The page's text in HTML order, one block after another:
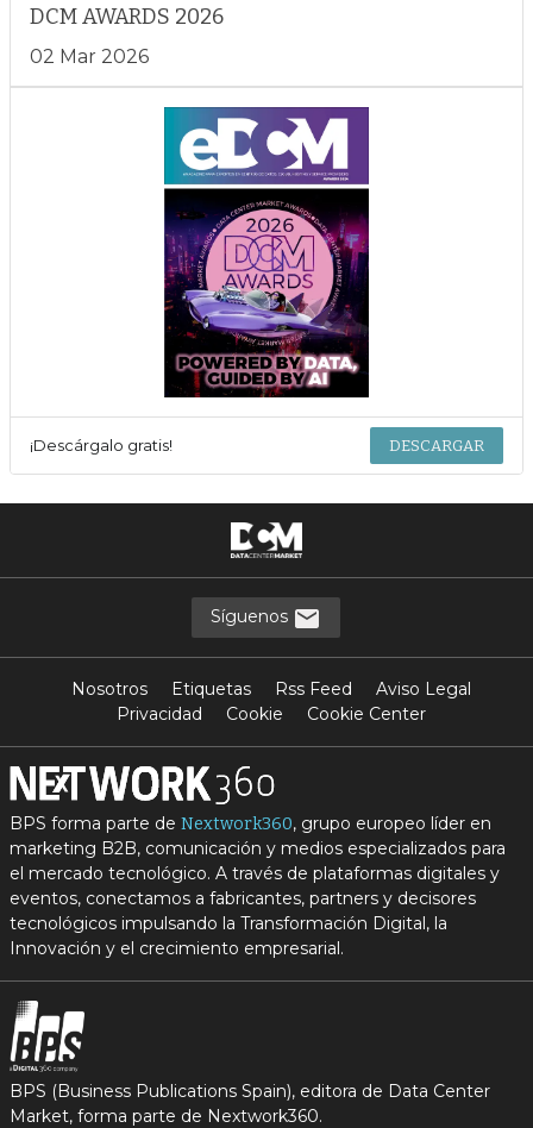
DCM AWARDS 2026
02 Mar 2026
¡Descárgalo gratis! DESCARGAR
Síguenos
Nosotros Etiquetas Rss Feed
Aviso Legal
Privacidad
Cookie Cookie Center
BPS forma parte de Nextwork360, grupo europeo líder en
marketing B2B, comunicación y medios especializados para
el mercado tecnológico. A través de plataformas digitales y
eventos, conectamos a fabricantes, partners y decisores
tecnológicos impulsando la Transformación Digital, la
Innovación y el crecimiento empresarial.
BPS (Business Publications Spain), editora de Data Center
Market, forma parte de Nextwork360.